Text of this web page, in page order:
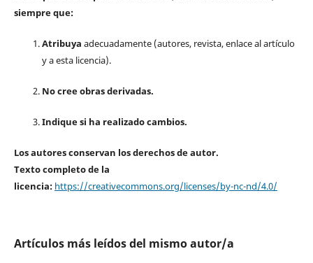
siempre que:
Atribuya adecuadamente (autores, revista, enlace al artículo
y a esta licencia).
No cree obras derivadas.
Indique si ha realizado cambios.
Los autores conservan los derechos de autor.
Texto completo de la
licencia: https://creativecommons.org/licenses/by-nc-nd/4.0/
Artículos más leídos del mismo autor/a